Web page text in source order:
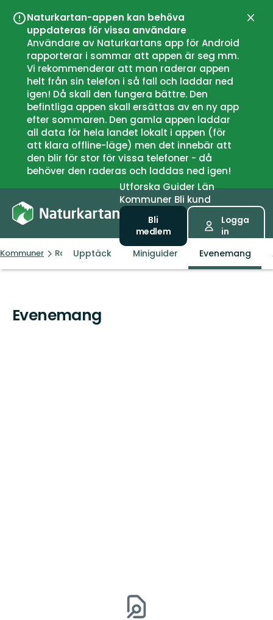
Naturkartan-appen kan behöva
uppdateras för vissa användare
Användare av Naturkartans app för Android
rapporterar i sommar att appen är seg mm.
Vi rekommenderar att man raderar appen
helt från sin telefon i så fall och laddar ned
igen! Då skall den fungera bättre. Den
befintliga appen skall ersättas av en ny app
efter sommaren. Den gamla appen laddar
all data för hela landet lokalt i appen (för
att klara offline-läge) men det innebär att
den blir för stor för vissa telefoner - då
behöver den raderas och laddas ned igen!
UtforskaGuiderLän
Kommuner Bli kund
Bli
medlem
Logga
in
Kommuner RagundaUpptäck Miniguider Evenemang
Evenemang